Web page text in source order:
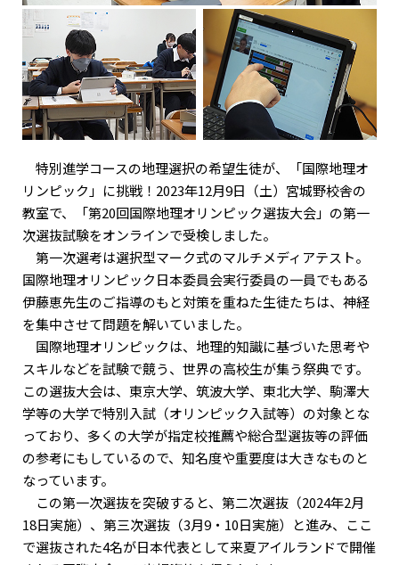
特別進学コースの地理選択の希望生徒が、「国際地理オ
リンピック」に挑戦！2023年12月9日（土）宮城野校舎の
教室で、「第20回国際地理オリンピック選抜大会」の第一
次選抜試験をオンラインで受検しました。
第一次選考は選択型マーク式のマルチメディアテスト。
国際地理オリンピック日本委員会実行委員の一員でもある
伊藤恵先生のご指導のもと対策を重ねた生徒たちは、神経
を集中させて問題を解いていました。
国際地理オリンピックは、地理的知識に基づいた思考や
スキルなどを試験で競う、世界の高校生が集う祭典です。
この選抜大会は、東京大学、筑波大学、東北大学、駒澤大
学等の大学で特別入試（オリンピック入試等）の対象とな
っており、多くの大学が指定校推薦や総合型選抜等の評価
の参考にもしているので、知名度や重要度は大きなものと
なっています。
この第一次選抜を突破すると、第二次選抜（2024年2月
18日実施）、第三次選抜（3月9・10日実施）と進み、ここ
で選抜された4名が日本代表として来夏アイルランドで開催